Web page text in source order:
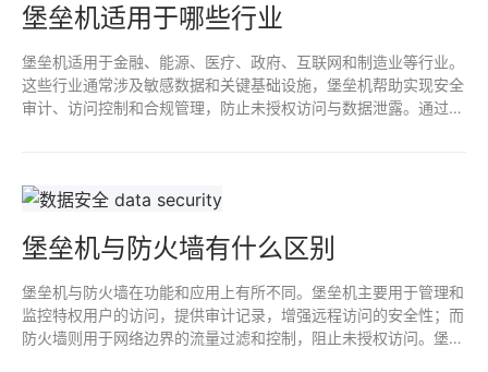
堡垒机适用于哪些行业
堡垒机适用于金融、能源、医疗、政府、互联网和制造业等行业。
这些行业通常涉及敏感数据和关键基础设施，堡垒机帮助实现安全
审计、访问控制和合规管理，防止未授权访问与数据泄露。通过集
堡垒机与防火墙有什么区别
堡垒机与防火墙在功能和应用上有所不同。堡垒机主要用于管理和
监控特权用户的访问，提供审计记录，增强远程访问的安全性；而
防火墙则用于网络边界的流量过滤和控制，阻止未授权访问。堡垒